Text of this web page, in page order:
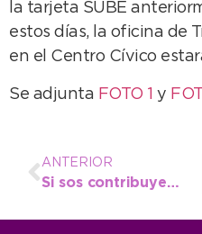
la tarjeta SUBE
estos días, la oficina de
en el Centro Cívico
Se adjunta FOTO 1 y
ANTERIOR
Si sos contribuyente, ya tenés tu formulario para descargar en la web